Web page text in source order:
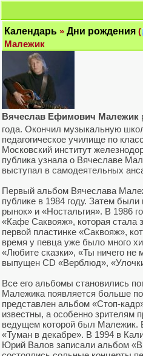
Календарь » Дни рождения (
Малежик
Вячеслав Ефимович Малежик
года. Окончил музыкальную
педагогическое училище по
Московский институт
публика узнала о Вячеславе
выступал в самодеятельных
Первый альбом Вячеслава
публике в 1984 году. Затем
рынок» и «Ностальгия». В 1986
«Кафе Саквояж», которая стала
первой пластинке «Саквояж»,
время у певца уже было много
«Любите сказки», «Ты ничего
выпущен CD «Верблюд»,
Все его альбомы становились
Малежика появляется больше
представлен альбом «Стоп-
известны, а особенно зрителям
ведущем которой был Малежик.
«Туман в декабре». В 1994 в
Юрий Валов записали альбом «В